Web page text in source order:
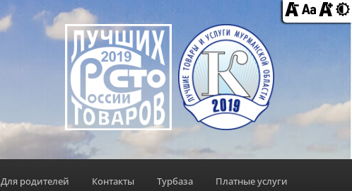
Для родителей Контакты Турбаза Платные услуги